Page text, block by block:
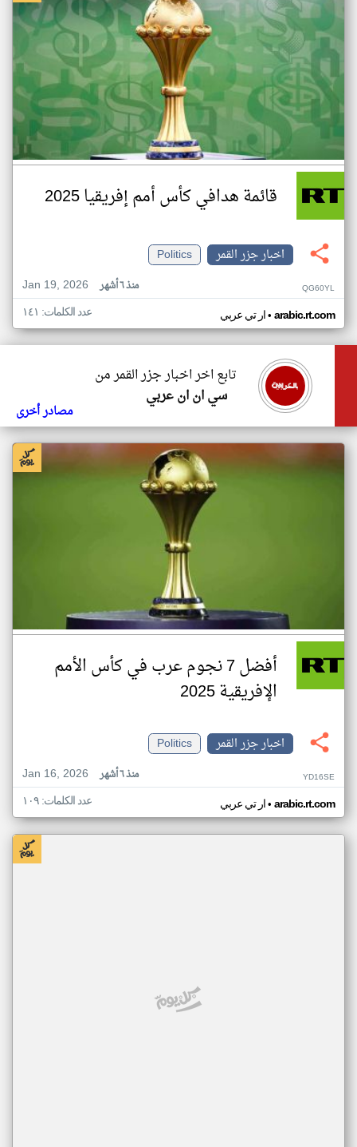
قائمة هدافي كأس أمم إفريقيا 2025
اخبار جزر القمر
Politics
Jan 19, 2026
منذ ٦ أشهر QG60YL
ار تي عربي• arabic.rt.com عدد الكلمات: ١٤١
تابع اخر اخبار جزر القمر من
سي ان ان عربي
مصادر أخرى
أفضل 7 نجوم عرب في كأس الأمم
الإفريقية 2025
اخبار جزر القمر
Politics
Jan 16, 2026
منذ ٦ أشهر YD16SE
ار تي عربي• arabic.rt.com عدد الكلمات: ١٠٩